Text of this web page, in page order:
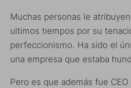
Muchas personas le
ultimos tiempos por su
perfeccionismo. Ha sido el
una empresa que estaba
Pero es que además fue